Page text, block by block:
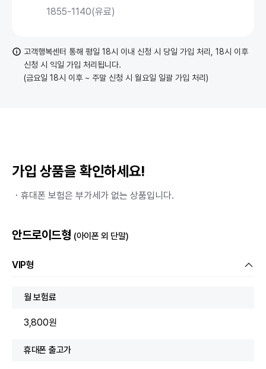
1855-1140(유료)
고객행복센터 통해 평일 18시 이내 신청 시 당일 가입 처리, 18시 이후
신청 시 익일 가입 처리됩니다.
(금요일 18시 이후 ~ 주말 신청 시 월요일 일괄 가입 처리)
가입 상품을 확인하세요!
・휴대폰 보험은 부가세가 없는 상품입니다.
안드로이드형 (아이폰 외 단말)
VIP형
월 보험료
3,800원
휴대폰 출고가